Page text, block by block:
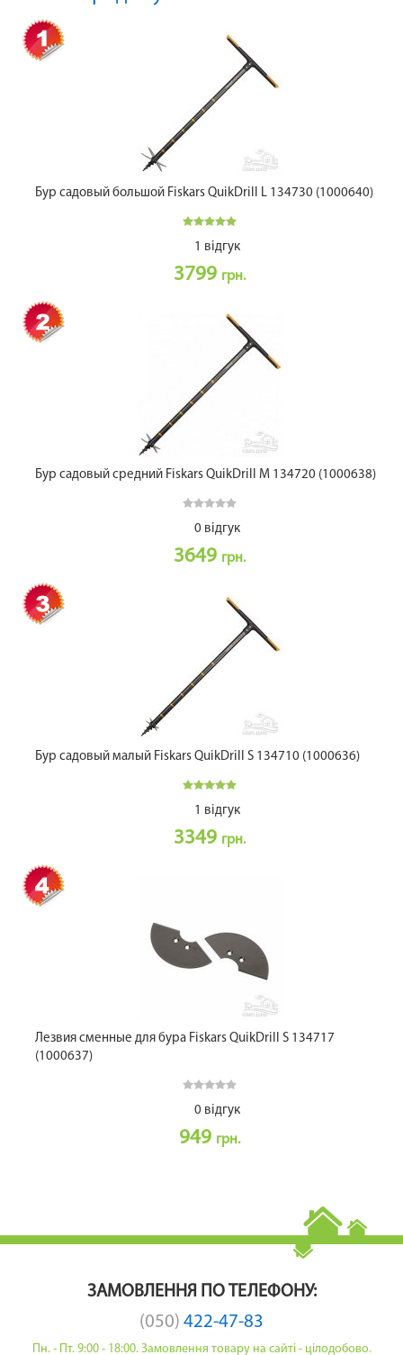
Бур садовый большой Fiskars QuikDrill L 134730 (1000640)
1 відгук
3799 грн.
Бур садовый средний Fiskars QuikDrill M 134720 (1000638)
0 відгук
3649 грн.
Бур садовый малый Fiskars QuikDrill S 134710 (1000636)
1 відгук
3349 грн.
Лезвия сменные для бура Fiskars QuikDrill S 134717
(1000637)
0 відгук
949 грн.
ЗАМОВЛЕННЯ ПО ТЕЛЕФОНУ:
(050) 422-47-83
Пн. - Пт. 9:00 - 18:00. Замовлення товару на сайті - цілодобово.